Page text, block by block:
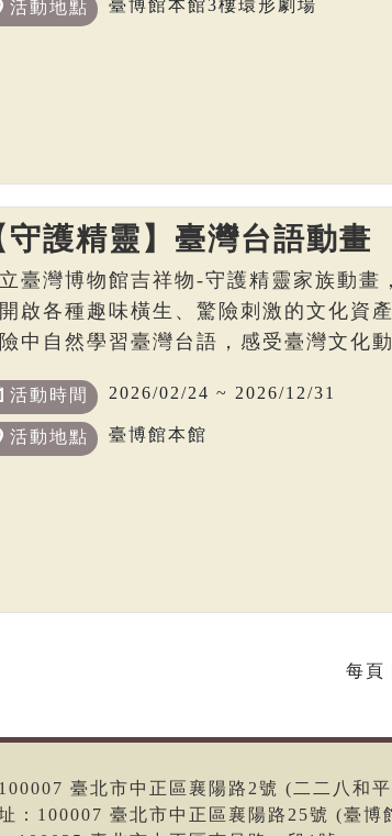
活動地點 臺博館本館3樓環形劇場
守護精靈】臺灣台語動畫
臺灣博物館吉祥物-守護精靈家族動畫
啟各種趣味橫生、驚險刺激的文化資
中自然學習臺灣台語，感受臺灣文化
活動時間 2026/02/24 ~ 2026/12/31
活動地點 臺博館本館
每頁
臺北市中正區襄陽路2號 (二二八和
：100007 臺北市中正區襄陽路25號 (臺博